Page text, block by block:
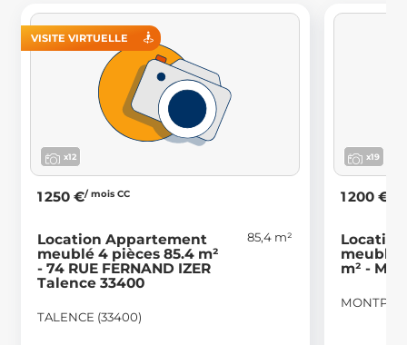
VISITE VIRTUELLE
x12
1 250 €/ mois CC
Location Appartement
meublé 4 pièces 85.4 m²
- 74 RUE FERNAND IZER
Talence 33400
85,4 m²
TALENCE (33400)
x19
1 200 €
meublé
m² -